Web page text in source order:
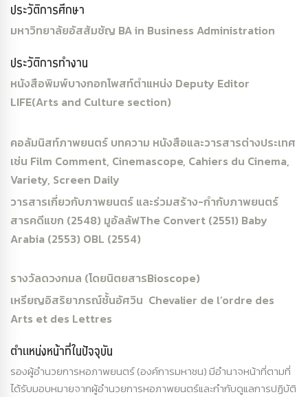
ประวัติการศึกษา
มหาวิทยาลัยอัสสัมชัญ BA in Business Administration
ประวัติการทำงาน
หนังสือพิมพ์บางกอกโพสท์ตำแหน่ง Deputy Editor
LIFE(Arts and Culture section)
คอลัมนิสท์ภาพยนตร์ บทความ หนังสือและวารสารต่างประเทศ
เช่น Film Comment, Cinemascope, Cahiers du Cinema,
Variety, Screen Daily
วารสารเกี่ยวกับภาพยนตร์ และร่วมสร้าง-กำกับภาพยนตร์
สารคดีแขก (2548) มูอัลลัฟThe Convert (2551) Baby
Arabia (2553) OBL (2554)
รางวัลดวงกมล (โดยนิตยสารBioscope)
เหรียญอิสริยาภรณ์ชั้นอัศวิน Chevalier de l’ordre des
Arts et des Lettres
ตำแหน่งหน้าที่ในปัจจุบัน
รองผู้อำนวยการหอภาพยนตร์ (องค์การมหาชน) มีอำนาจหน้าที่ตามที่
ได้รับมอบหมายจากผู้อำนวยการหอภาพยนตร์และกำกับดูแลการปฏิบัติ